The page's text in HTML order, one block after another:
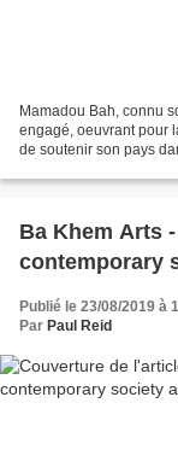
Mamadou Bah, connu
engagé, oeuvrant pour
de soutenir son pays
Ba Khem Arts
contemporary
Publié le 23/08/2019 à
Par Paul Reid